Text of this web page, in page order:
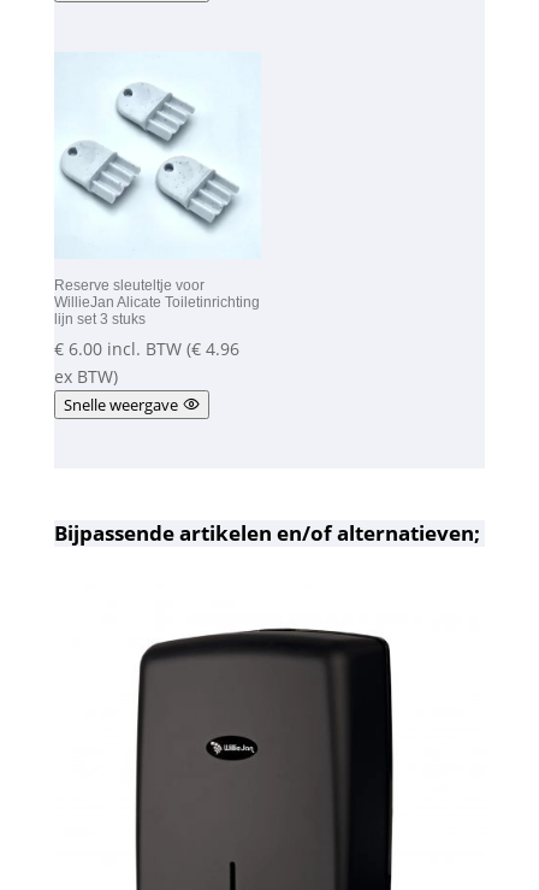
Reserve sleuteltje voor
WillieJan Alicate Toiletinrichting
lijn set 3 stuks
€6.00 incl. BTW (€4.96
ex BTW)
Snelle weergave
Bijpassende artikelen en/of alternatieven;